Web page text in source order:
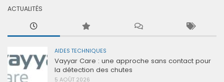
ACTUALITÉS
AIDES TECHNIQUES
Vayyar Care : une approche sans contact pour
la détection des chutes
5 AOÛT 2026